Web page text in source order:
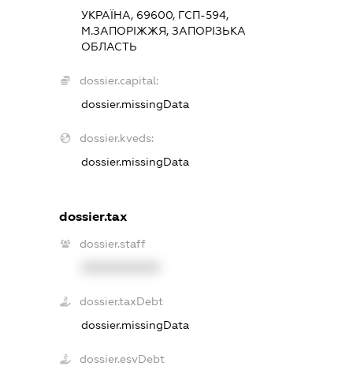
УКРАЇНА, 69600, ГСП-594,
М.ЗАПОРІЖЖЯ, ЗАПОРІЗЬКА
ОБЛАСТЬ
dossier.capital:
dossier.missingData
dossier.kveds:
dossier.missingData
dossier.tax
dossier.staff
dossier.taxDebt
dossier.missingData
dossier.esvDebt